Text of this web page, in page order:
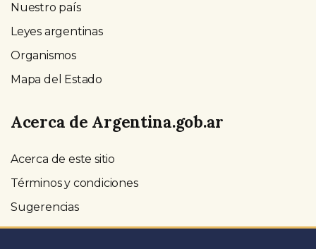
Nuestro país
Leyes argentinas
Organismos
Mapa del Estado
Acerca de Argentina.gob.ar
Acerca de este sitio
Términos y condiciones
Sugerencias